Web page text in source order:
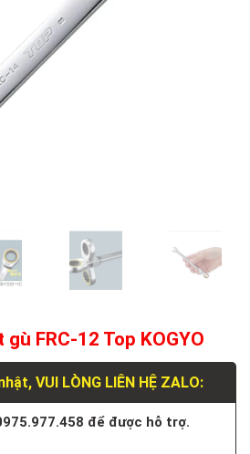
FRC-12 Top KOGYO
VUI LÒNG LIÊN HỆ ZALO:
để được hỗ trợ.